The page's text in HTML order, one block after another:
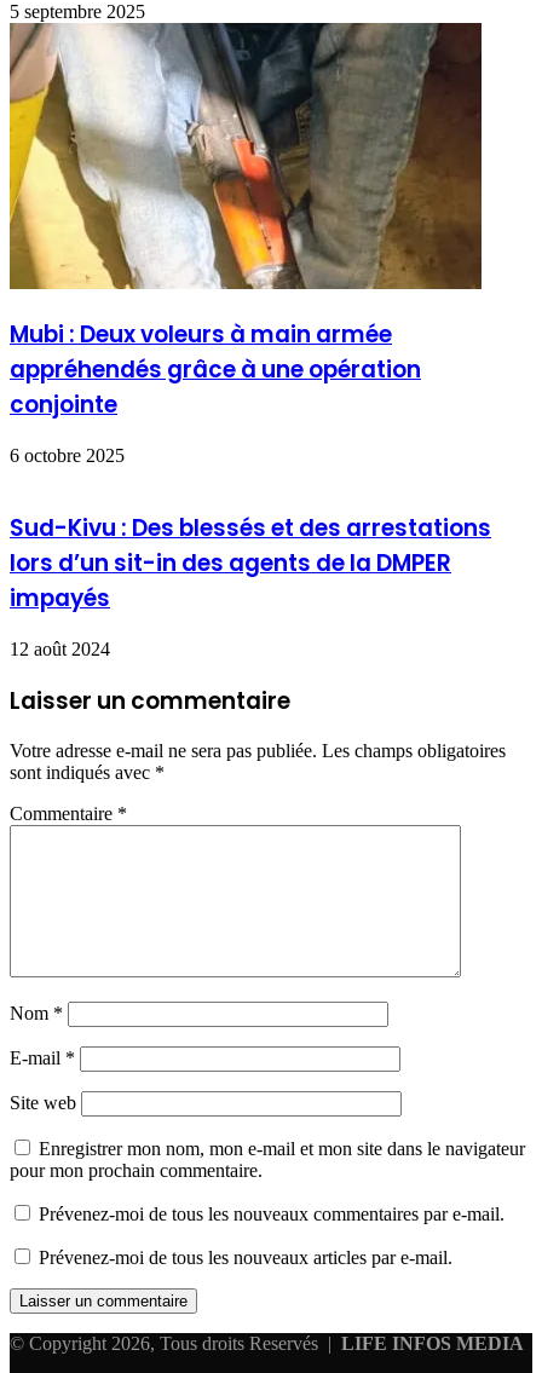
5 septembre 2025
Mubi : Deux voleurs à main armée
appréhendés grâce à une opération
conjointe
6 octobre 2025
Sud-Kivu : Des blessés et des arrestations
lors d’un sit-in des agents de la DMPER
impayés
12 août 2024
Laisser un commentaire
Votre adresse e-mail ne sera pas publiée. Les champs obligatoires
sont indiqués avec *
Commentaire *
Nom *
E-mail *
Site web
Enregistrer mon nom, mon e-mail et mon site dans le navigateur
pour mon prochain commentaire.
Prévenez-moi de tous les nouveaux commentaires par e-mail.
Prévenez-moi de tous les nouveaux articles par e-mail.
© Copyright 2026, Tous droits Reservés | LIFE INFOS MEDIA